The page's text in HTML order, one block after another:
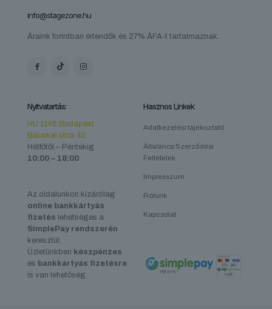
info@stagezone.hu
Áraink forintban értendők és 27% ÁFA-t tartalmaznak.
Nyitvatartás:
HU 1145 Budapest
Bácskai utca 42.
Hétfőtől – Péntekig
10:00 – 18:00
Az oldalunkon kizárólag
online bankkártyás
fizetés lehetséges a
SimplePay rendszerén
keresztül.
Üzletünkben készpénzes
és bankkártyás fizetésre
is van lehetőség.
Hasznos Linkek
Adatkezelési tájékoztató
Általános Szerződési
Feltételek
Impresszum
Rólunk
Kapcsolat